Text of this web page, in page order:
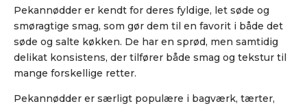
Pekannødder er kendt for deres fyldige, let søde og
smøragtige smag, som gør dem til en favorit i både det
søde og salte køkken. De har en sprød, men samtidig
delikat konsistens, der tilfører både smag og tekstur til
mange forskellige retter.
Pekannødder er særligt populære i bagværk, tærter,